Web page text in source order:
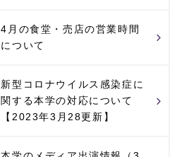
4月の食堂・売店の営業時間
について
新型コロナウイルス感染症に
関する本学の対応について
【2023年3月28更新】